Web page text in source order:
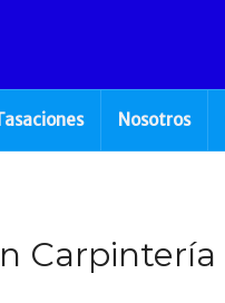
Nosotros
Carpintería